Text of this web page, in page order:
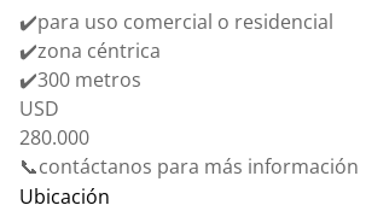
✔️para uso comercial o residencial
✔️zona céntrica
✔️300 metros
USD
280.000
📞contáctanos para más información
Ubicación